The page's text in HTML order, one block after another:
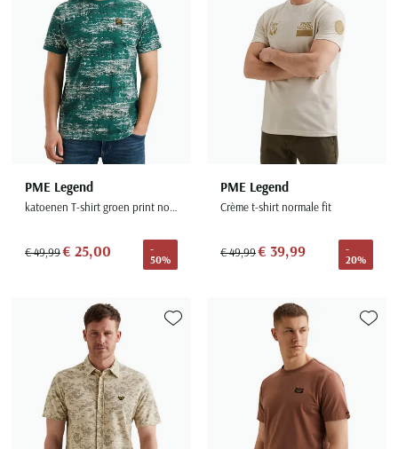
PME Legend
katoenen T-shirt groen print normale fit
€ 49,99€ 25,00
-
50%
PME Legend
Crème t-shirt normale fit
€ 49,99€ 39,99
-
20%
Toevoegen aan favorieten